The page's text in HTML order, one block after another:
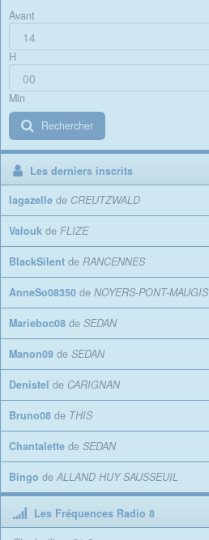
Avant
H
Min
Rechercher
Les derniers inscrits
lagazelle de CREUTZWALD
Valouk de FLIZE
BlackSilent de RANCENNES
AnneSo08350 de NOYERS-PONT-MAUGIS
Marieboc08 de SEDAN
Manon09 de SEDAN
Denistel de CARIGNAN
Bruno08 de THIS
Chantalette de SEDAN
Bingo de ALLAND HUY SAUSSEUIL
Les Fréquences Radio 8